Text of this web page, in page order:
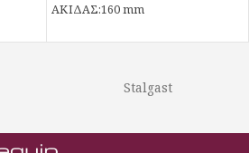
ΑΚΙΔΑΣ:160 mm
Stalgast